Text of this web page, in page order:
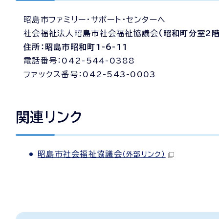
昭島市ファミリー・サポート・センターへ
社会福祉法人昭島市社会福祉協議会（昭和町分室2階
住所：昭島市昭和町1-6-11
電話番号：042-544-0388
ファックス番号：042-543-0003
関連リンク
昭島市社会福祉協議会 （外部リンク）